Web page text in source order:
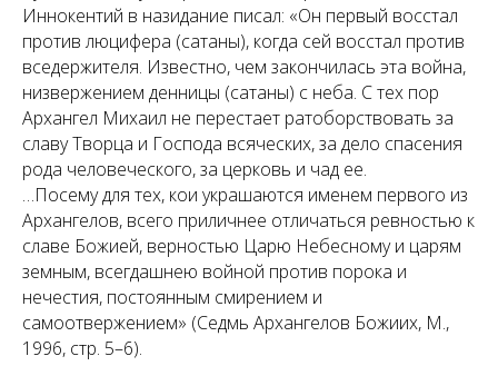
Иннокентий в назидание писал: «Он первый восстал
против люцифера (сатаны), когда сей восстал против
вседержителя. Известно, чем закончилась эта война,
низвержением денницы (сатаны) с неба. С тех пор
Архангел Михаил не перестает ратоборствовать за
славу Творца и Господа всяческих, за дело спасения
рода человеческого, за церковь и чад ее.
…Посему для тех, кои украшаются именем первого из
Архангелов, всего приличнее отличаться ревностью к
славе Божией, верностью Царю Небесному и царям
земным, всегдашнею войной против порока и
нечестия, постоянным смирением и
самоотвержением» (Седмь Архангелов Божиих, М.,
1996, стр. 5–6).